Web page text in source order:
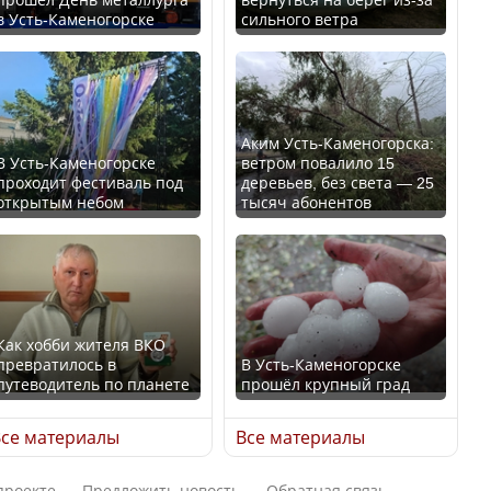
ли представлены
регионов в
төменгі жалақы,
экология: жеті
сайлаушылармен
талқылап жатыр?
зарплата,
экология — о
говорят с
партий
В России введены
дополнительные
ограничения для
казахстанских прав
Трамп официально
вступил в должность
президента США
Луну признали объектом
культурного наследия,
находящегося под
угрозой исчезновения
Усть-Каменогорске
Усть-Каменогорске
фестиваль под
небом
хобби жителя ВКО
в
по планете
материалы
сильного ветра
Аким Усть-Каменогорска:
ветром повалило 15
деревьев, без света — 25
тысяч абонентов
В Усть-Каменогорске
прошёл крупный град
Все материалы